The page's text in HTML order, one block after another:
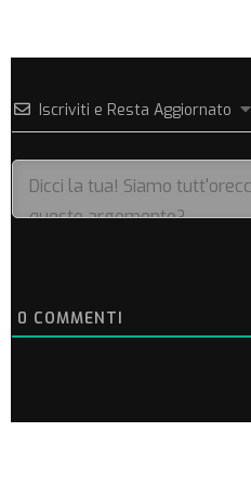
Iscriviti e Resta Aggiornato
0 COMMENTI